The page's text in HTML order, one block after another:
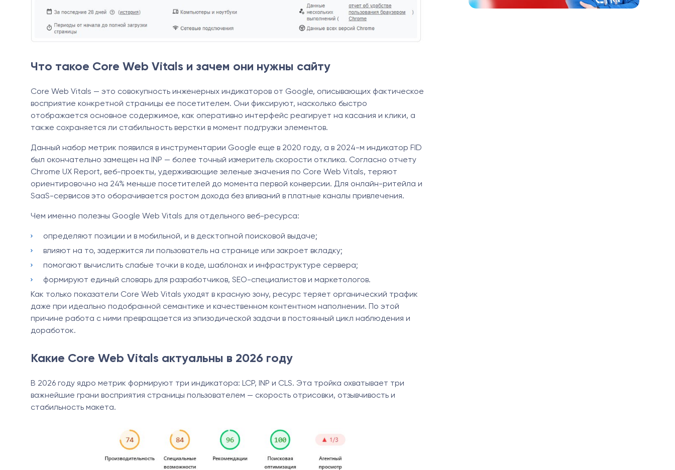
Что такое Core Web Vitals и зачем они нужны сайту
Core Web Vitals — это совокупность инженерных индикаторов от Google, описывающих фактическое
восприятие конкретной страницы ее посетителем. Они фиксируют, насколько быстро
отображается основное содержимое, как оперативно интерфейс реагирует на касания и клики, а
также сохраняется ли стабильность верстки в момент подгрузки элементов.
Данный набор метрик появился в инструментарии Google еще в 2020 году, а в 2024-м индикатор FID
был окончательно замещен на INP — более точный измеритель скорости отклика. Согласно отчету
Chrome UX Report, веб-проекты, удерживающие зеленые значения по Core Web Vitals, теряют
ориентировочно на 24% меньше посетителей до момента первой конверсии. Для онлайн-ритейла и
SaaS-сервисов это оборачивается ростом дохода без вливаний в платные каналы привлечения.
Чем именно полезны Google Web Vitals для отдельного веб-ресурса:
определяют позиции и в мобильной, и в десктопной поисковой выдаче;
влияют на то, задержится ли пользователь на странице или закроет вкладку;
помогают вычислить слабые точки в коде, шаблонах и инфраструктуре сервера;
формируют единый словарь для разработчиков, SEO-специалистов и маркетологов.
Как только показатели Core Web Vitals уходят в красную зону, ресурс теряет органический трафик
даже при идеально подобранной семантике и качественном контентном наполнении. По этой
причине работа с ними превращается из эпизодической задачи в постоянный цикл наблюдения и
доработок.
Какие Core Web Vitals актуальны в 2026 году
В 2026 году ядро метрик формируют три индикатора: LCP, INP и CLS. Эта тройка охватывает три
важнейшие грани восприятия страницы пользователем — скорость отрисовки, отзывчивость и
стабильность макета.